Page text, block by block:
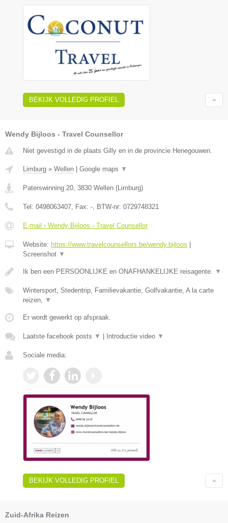
BEKIJK VOLLEDIG PROFIEL
Wendy Bijloos - Travel Counsellor
Niet gevestigd in de plaats Gilly en in de provincie Henegouwen.
Limburg » Wellen Google maps ▼
Paterswinning 20 3830 Wellen ( Limburg)
Tel: 0498063407 , Fax: - , BTW-nr: 0729748321
E-mail › Wendy Bijloos - Travel Counsellor
Website: https://www.travelcounsellors.be/wendy.bijloos
Screenshot ▼
Ik ben een PERSOONLIJKE en ONAFHANKELIJKE reisagente. ▼
Wintersport, Stedentrip, Familievakantie, Golfvakantie, A la carte
reizen,
▼
Er wordt gewerkt op afspraak.
Laatste facebook posts ▼ Introductie video ▼
Sociale media:
BEKIJK VOLLEDIG PROFIEL
Zuid-Afrika Reizen